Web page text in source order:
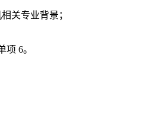
关专业背景；
项 6。